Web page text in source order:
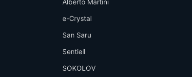
e-Crystal
San Saru
Sentiell
SOKOLOV